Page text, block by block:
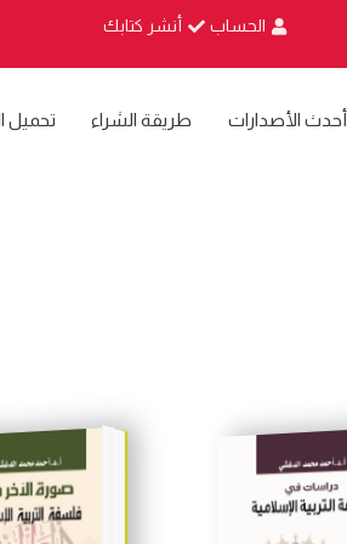
الحساب أنشر كتابك
أحدث الأصدارات طريقة الشراء تحميل